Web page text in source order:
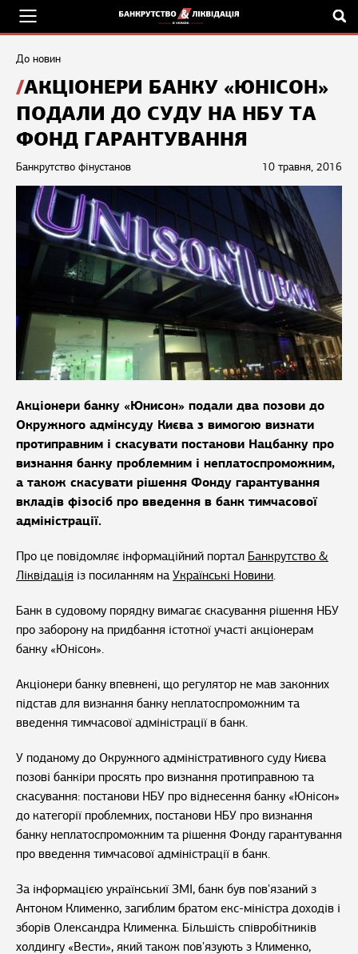
До новин
АКЦІОНЕРИ БАНКУ «ЮНІСОН»
ПОДАЛИ ДО СУДУ НА НБУ ТА
ФОНД ГАРАНТУВАННЯ
10 травня, 2016
Банкрутство фінустанов
Акціонери банку «Юнисон» подали два позови до
Окружного адмінсуду Києва з вимогою визнати
протиправним і скасувати постанови Нацбанку про
визнання банку проблемним і неплатоспроможним,
а також скасувати рішення Фонду гарантування
вкладів фізосіб про введення в банк тимчасової
адміністрації.
Про це повідомляє інформаційний портал Банкрутство &
Ліквідація із посиланням на Українські Новини.
Банк в судовому порядку вимагає скасування рішення НБУ
про заборону на придбання істотної участі акціонерам
банку «Юнісон».
Акціонери банку впевнені, що регулятор не мав законних
підстав для визнання банку неплатоспроможним та
введення тимчасової адміністрації в банк.
У поданому до Окружного адміністративного суду Києва
позові банкіри просять про визнання протиправною та
скасування: постанови НБУ про віднесення банку «Юнісон»
до категорії проблемних, постанови НБУ про визнання
банку неплатоспроможним та рішення Фонду гарантування
про введення тимчасової адміністрації в банк.
За інформацією українськиї ЗМІ, банк був пов'язаний з
Антоном Клименко, загиблим братом екс-міністра доходів і
зборів Олександра Клименка. Більшість співробітників
холдингу «Вести», який також пов'язують з Клименко,